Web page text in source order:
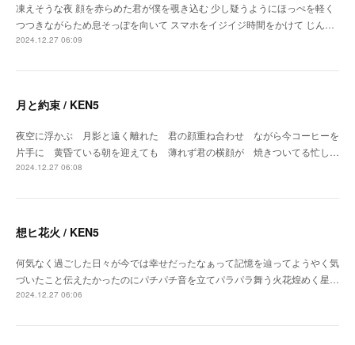
凍えそうな夜 顔を赤らめた君が僕を覗き込む 少し疑うようにほっぺを軽く
つつきながらため息そっぽを向いて スマホをイジイジ時間をかけて じん…
2024.12.27 06:09
月と約束 / KEN5
夜空に浮かぶ 月影と遠く離れた 君の顔重ね合わせ ながら今コーヒーを
片手に 黄昏ている朝を迎えても 薄れず君の横顔が 焼きついてる忙し…
2024.12.27 06:08
想ヒ花火 / KEN5
何気なく過ごした日々が今では幸せだったなぁって記憶を辿ってようやく気
づいたこと伝えたかったのにパチパチ音を立てパラパラ舞う火花煌めく星…
2024.12.27 06:06